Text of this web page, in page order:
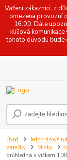
Vážení zákazníci, z
omezena provozní
16:00. Dále
klíčová
tohoto důvodu bude
Úvod Jednorázové
vaničky
Misky
průhledná s víčkem